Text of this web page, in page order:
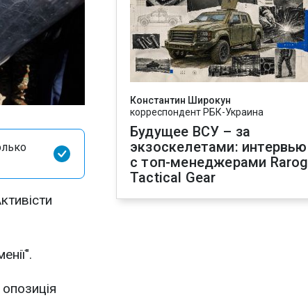
Константин Широкун
корреспондент РБК-Украина
Будущее ВСУ – за
экзоскелетами: интервью
с топ-менеджерами Rarog
Tactical Gear